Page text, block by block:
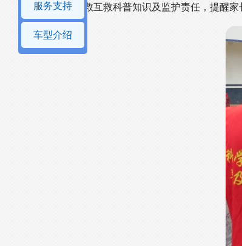
及溺水自救互救科普知识及监护责任，提醒
服务支持
车型介绍